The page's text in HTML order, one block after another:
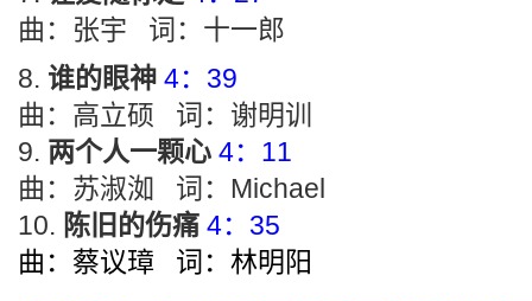
曲：张宇 词：十一郎
谁的眼神 4：39
曲：高立硕 词：谢明训
两个人一颗心 4：11
曲：苏淑洳 词：Michael
陈旧的伤痛 4：35
曲：蔡议璋 词：林明阳